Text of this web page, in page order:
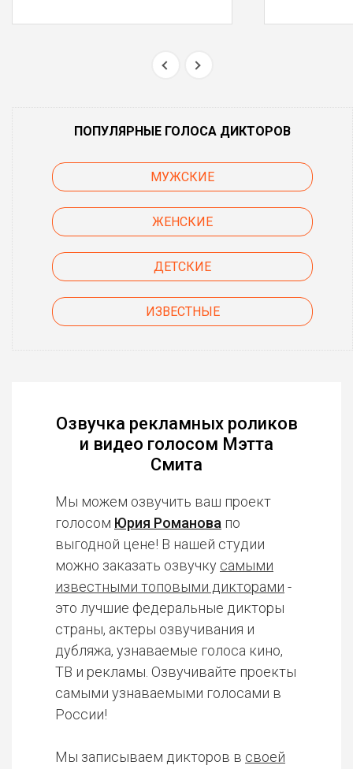
ПОПУЛЯРНЫЕ ГОЛОСА ДИКТОРОВ
МУЖСКИЕ
ЖЕНСКИЕ
ДЕТСКИЕ
ИЗВЕСТНЫЕ
Озвучка рекламных роликов
и видео голосом Мэтта
Смита
Мы можем озвучить ваш проект
голосом Юрия Романова по
выгодной цене! В нашей студии
можно заказать озвучку самыми
известными топовыми дикторами -
это лучшие федеральные дикторы
страны, актеры озвучивания и
дубляжа, узнаваемые голоса кино,
ТВ и рекламы. Озвучивайте проекты
самыми узнаваемыми голосами в
России!
Мы записываем дикторов в своей